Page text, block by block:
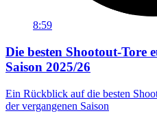
8:59
Die besten Shootout-Tore
Saison 2025/26
Ein Rückblick auf die besten
der vergangenen Saison